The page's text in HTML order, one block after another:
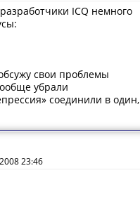
ICQ немного
свои проблемы
убрали
соединили в один,
23:46